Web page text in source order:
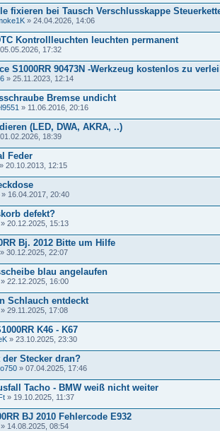
fixieren bei Tausch Verschlusskappe
» 24.04.2026, 14:06
Kontrollleuchten leuchten permanent
17:32
S1000RR 90473N -Werkzeug kostenlos zu
» 25.11.2023, 12:14
Bremse undicht
» 11.06.2016, 20:16
(LED, DWA, AKRA, ..)
18:39
Feder
» 20.10.2013, 12:15
» 16.04.2017, 20:40
defekt?
» 20.12.2025, 15:13
Bj. 2012 Bitte um Hilfe
» 30.12.2025, 22:07
blau angelaufen
» 22.12.2025, 16:00
Schlauch entdeckt
» 29.11.2025, 17:08
K46 - K67
» 23.10.2025, 23:30
Stecker dran?
» 07.04.2025, 17:46
Tacho - BMW weiß nicht weiter
» 19.10.2025, 11:37
BJ 2010 Fehlercode E932
» 14.08.2025, 08:54